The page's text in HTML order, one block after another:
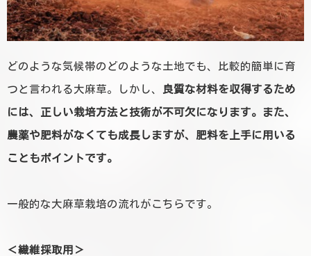
どのような気候帯のどのような土地でも、比較的簡単に育
つと言われる大麻草。しかし、 良質な材料を収得するため
には、正しい栽培方法と技術が不可欠になります。また、
農薬や肥料がなくても成長しますが、肥料を上手に用いる
こともポイントです。
一般的な大麻草栽培の流れがこちらです。
＜繊維採取用＞